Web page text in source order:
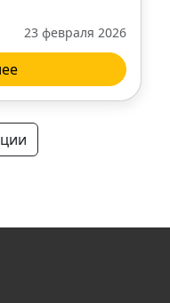
23 февраля 2026